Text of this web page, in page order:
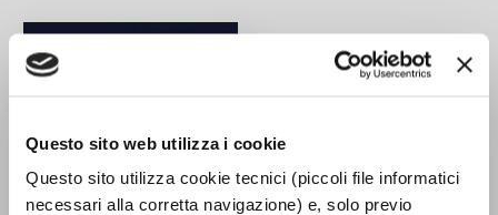
Questo sito web utilizza i cookie
Questo sito utilizza cookie tecnici (piccoli file informatici
necessari alla corretta navigazione) e, solo previo